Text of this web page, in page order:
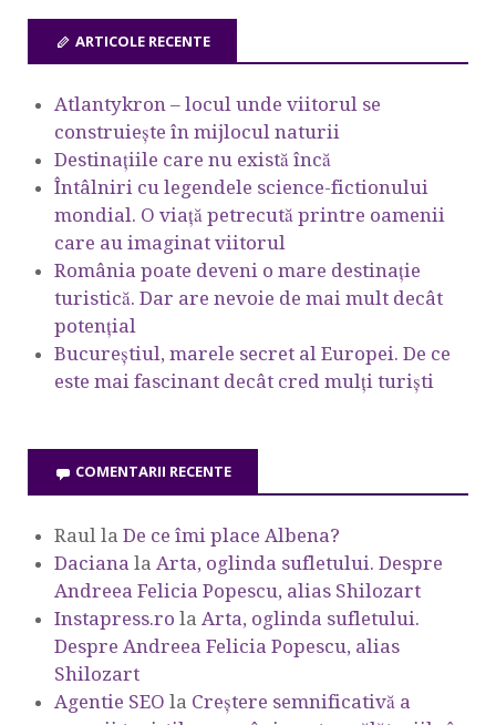
ARTICOLE RECENTE
Atlantykron – locul unde viitorul se
construiește în mijlocul naturii
Destinațiile care nu există încă
Întâlniri cu legendele science-fictionului
mondial. O viață petrecută printre oamenii
care au imaginat viitorul
România poate deveni o mare destinație
turistică. Dar are nevoie de mai mult decât
potențial
Bucureștiul, marele secret al Europei. De ce
este mai fascinant decât cred mulți turiști
COMENTARII RECENTE
Raul la De ce îmi place Albena?
Daciana la Arta, oglinda sufletului. Despre
Andreea Felicia Popescu, alias Shilozart
Instapress.ro la Arta, oglinda sufletului.
Despre Andreea Felicia Popescu, alias
Shilozart
Agentie SEO la Creștere semnificativă a